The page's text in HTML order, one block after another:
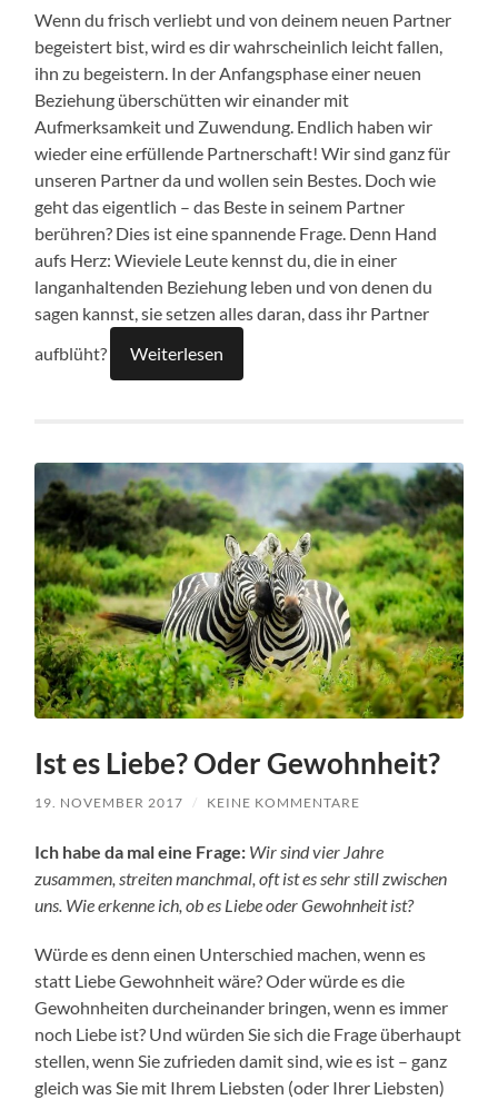
Wenn du frisch verliebt und von deinem neuen Partner
begeistert bist, wird es dir wahrscheinlich leicht fallen,
ihn zu begeistern. In der Anfangsphase einer neuen
Beziehung überschütten wir einander mit
Aufmerksamkeit und Zuwendung. Endlich haben wir
wieder eine erfüllende Partnerschaft! Wir sind ganz für
unseren Partner da und wollen sein Bestes. Doch wie
geht das eigentlich – das Beste in seinem Partner
berühren? Dies ist eine spannende Frage. Denn Hand
aufs Herz: Wieviele Leute kennst du, die in einer
langanhaltenden Beziehung leben und von denen du
sagen kannst, sie setzen alles daran, dass ihr Partner
aufblüht?
Weiterlesen
Ist es Liebe? Oder Gewohnheit?
19. NOVEMBER 2017 / KEINE KOMMENTARE
Ich habe da mal eine Frage: Wir sind vier Jahre
zusammen, streiten manchmal, oft ist es sehr still zwischen
uns. Wie erkenne ich, ob es Liebe oder Gewohnheit ist?
Würde es denn einen Unterschied machen, wenn es
statt Liebe Gewohnheit wäre? Oder würde es die
Gewohnheiten durcheinander bringen, wenn es immer
noch Liebe ist? Und würden Sie sich die Frage überhaupt
stellen, wenn Sie zufrieden damit sind, wie es ist – ganz
gleich was Sie mit Ihrem Liebsten (oder Ihrer Liebsten)